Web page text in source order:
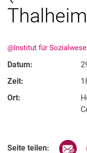
@Institut für
Datum:
Zeit:
Ort:
Seite teilen: